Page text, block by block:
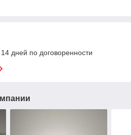
дней по договоренности